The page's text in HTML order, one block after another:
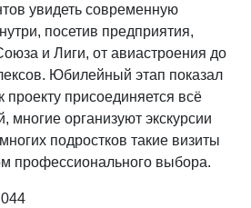
увидеть современную
посетив предприятия,
и Лиги, от авиастроения до
Юбилейный этап показал
присоединяется всё
многие организуют экскурсии
подростков такие визиты
профессионального выбора.